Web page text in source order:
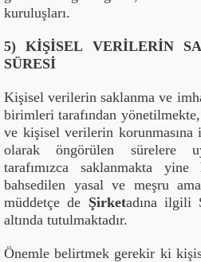
kuruluşları.
5) KİŞİSEL VERİLERİN
SÜRESİ
Kişisel verilerin saklanma ve
birimleri tarafından
ve kişisel verilerin
olarak öngörülen sürelere
tarafımızca saklanmakta yine
bahsedilen yasal ve meşru
müddetçe de Şirketadına ilgili
altında tutulmaktadır.
Önemle belirtmek gerekir ki